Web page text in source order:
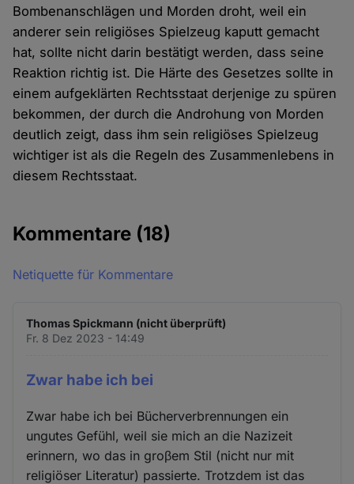
Bombenanschlägen und Morden droht, weil ein
anderer sein religiöses Spielzeug kaputt gemacht
hat, sollte nicht darin bestätigt werden, dass seine
Reaktion richtig ist. Die Härte des Gesetzes sollte in
einem aufgeklärten Rechtsstaat derjenige zu spüren
bekommen, der durch die Androhung von Morden
deutlich zeigt, dass ihm sein religiöses Spielzeug
wichtiger ist als die Regeln des Zusammenlebens in
diesem Rechtsstaat.
Kommentare (18)
Netiquette für Kommentare
Thomas Spickmann (nicht überprüft)
Fr. 8 Dez 2023 - 14:49
Zwar habe ich bei
Zwar habe ich bei Bücherverbrennungen ein
ungutes Gefühl, weil sie mich an die Nazizeit
erinnern, wo das in groβem Stil (nicht nur mit
religiöser Literatur) passierte. Trotzdem ist das